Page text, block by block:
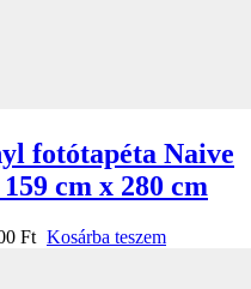
fotótapéta Naive
cm x 280 cm
Ft Kosárba teszem